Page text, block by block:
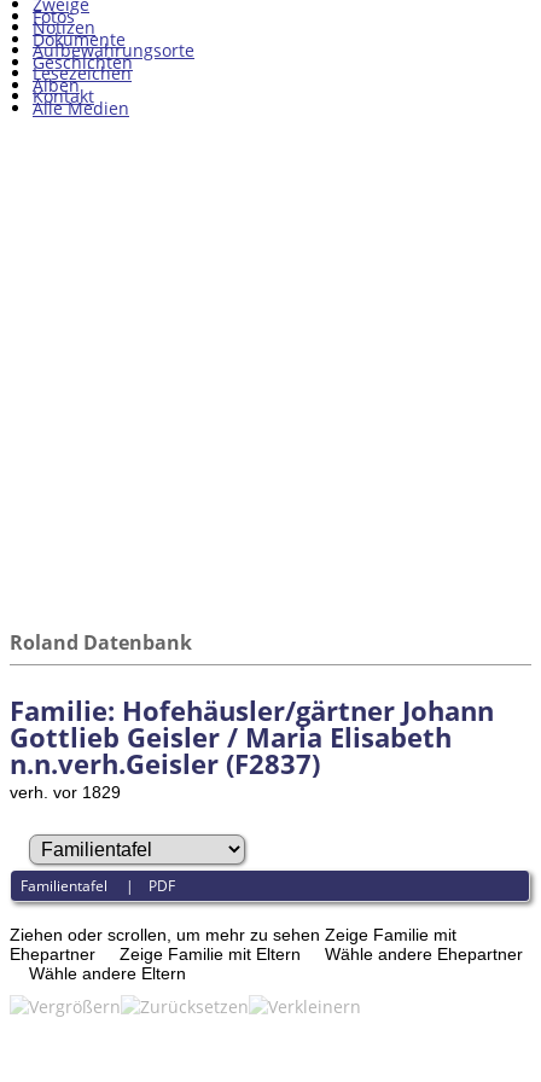
Fotos
Dokumente
Geschichten
Alben
Alle Medien
Notizen
Aufbewahrungsorte
Lesezeichen
Kontakt
Roland Datenbank
Familie: Hofehäusler/gärtner Johann
Gottlieb Geisler / Maria Elisabeth
n.n.verh.Geisler (F2837)
verh. vor 1829
Familientafel | PDF
Ziehen oder scrollen, um mehr zu sehen Zeige Familie mit
Ehepartner
Zeige Familie mit Eltern
Wähle andere Ehepartner
Wähle andere Eltern